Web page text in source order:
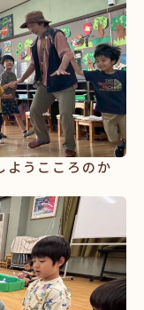
うこころのか